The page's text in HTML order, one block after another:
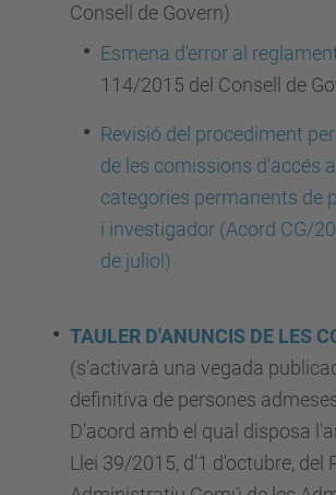
Consell de Govern)
Esmena d'error al
114/2015 del Consell de
Revisió del procediment
de les comissions d'accés
categories permanents de
i investigador (Acord CG/
de juliol )
TAULER D'ANUNCIS DE LES
(s'activarà una vegada
definitiva de persones
D'acord amb el qual disposa
Llei 39/2015, d'1 d'octubre, del